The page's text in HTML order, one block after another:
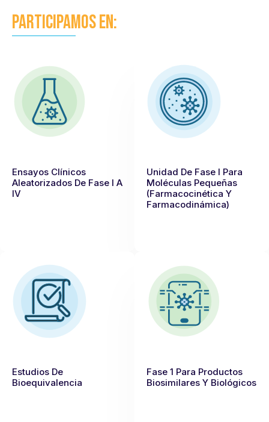
Participamos en:
Ensayos Clínicos
Aleatorizados De Fase I A
IV
Unidad De Fase I Para
Moléculas Pequeñas
(farmacocinética Y
Farmacodinámica)
Estudios De
Bioequivalencia
Fase 1 Para Productos
Biosimilares Y Biológicos